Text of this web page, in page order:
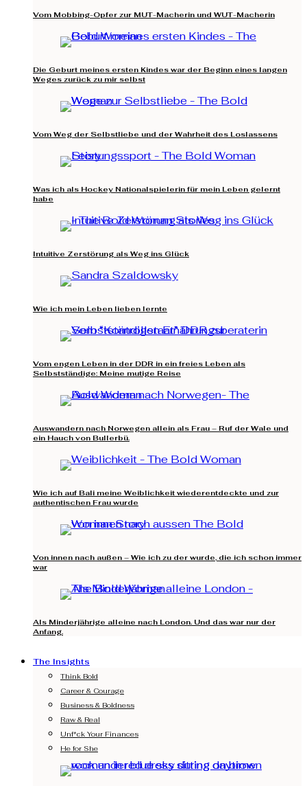
Vom Mobbing-Opfer zur MUT-Macherin und WUT-Macherin
Die Geburt meines ersten Kindes war der Beginn eines langen
Weges zurück zu mir selbst
Vom Weg der Selbstliebe und der Wahrheit des Loslassens
Was ich als Hockey Nationalspielerin für mein Leben gelernt
habe
Intuitive Zerstörung als Weg ins Glück
Wie ich mein Leben lieben lernte
Vom engen Leben in der DDR in ein freies Leben als
Selbstständige: Meine mutige Reise
Auswandern nach Norwegen allein als Frau – Ruf der Wale und
ein Hauch von Bullerbü.
Wie ich auf Bali meine Weiblichkeit wiederentdeckte und zur
authentischen Frau wurde
Von innen nach außen – Wie ich zu der wurde, die ich schon immer
war
Als Minderjährige alleine nach London. Und das war nur der
Anfang.
The Insights
Think Bold
Career & Courage
Business & Boldness
Raw & Real
Unf*ck Your Finances
He for She